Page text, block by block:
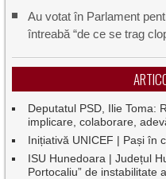
Au votat în Parlament
întreabă “de ce se trag
Deputatul PSD, Ilie Toma:
implicare, colaborare,
Inițiativă UNICEF | Pași în
ISU Hunedoara | Județul
Portocaliu” de instabilitate